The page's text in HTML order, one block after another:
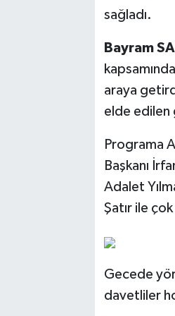
sağladı.
Bayram
araya
elde edilen
Programa
Başkanı
Adalet
Şatır ile
Gecede
davetliler